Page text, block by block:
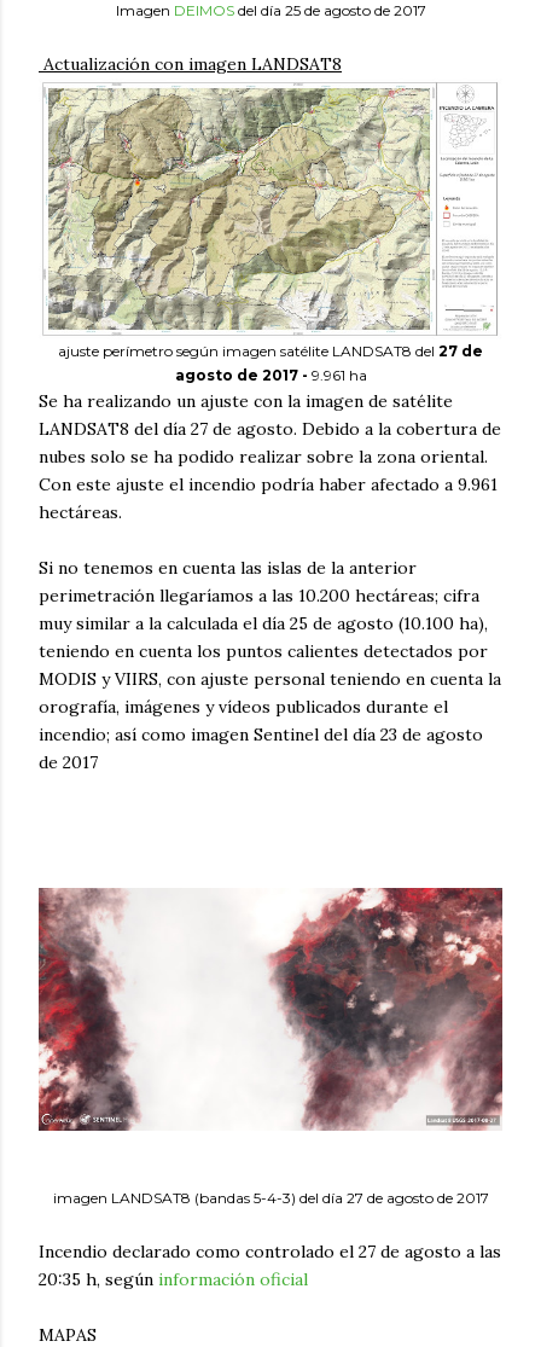
Imagen DEIMOSdel día 25 de agosto de 2017
Actualización con imagen LANDSAT8
ajuste perímetro según imagen satélite LANDSAT8 del 27 de
agosto de 2017 - 9.961 ha
Se ha realizando un ajuste con la imagen de satélite
LANDSAT8 del día 27 de agosto. Debido a la cobertura de
nubes solo se ha podido realizar sobre la zona oriental.
Con este ajuste el incendio podría haber afectado a 9.961
hectáreas.
Si no tenemos en cuenta las islas de la anterior
perimetración llegaríamos a las 10.200 hectáreas; cifra
muy similar a la calculada el día 25 de agosto (10.100 ha),
teniendo en cuenta los puntos calientes detectados por
MODIS y VIIRS, con ajuste personal teniendo en cuenta la
orografía, imágenes y vídeos publicados durante el
incendio; así como imagen Sentinel del día 23 de agosto
de 2017
imagen LANDSAT8 (bandas 5-4-3) del día 27 de agosto de 2017
Incendio declarado como controlado el 27 de agosto a las
20:35 h, según información oficial
MAPAS